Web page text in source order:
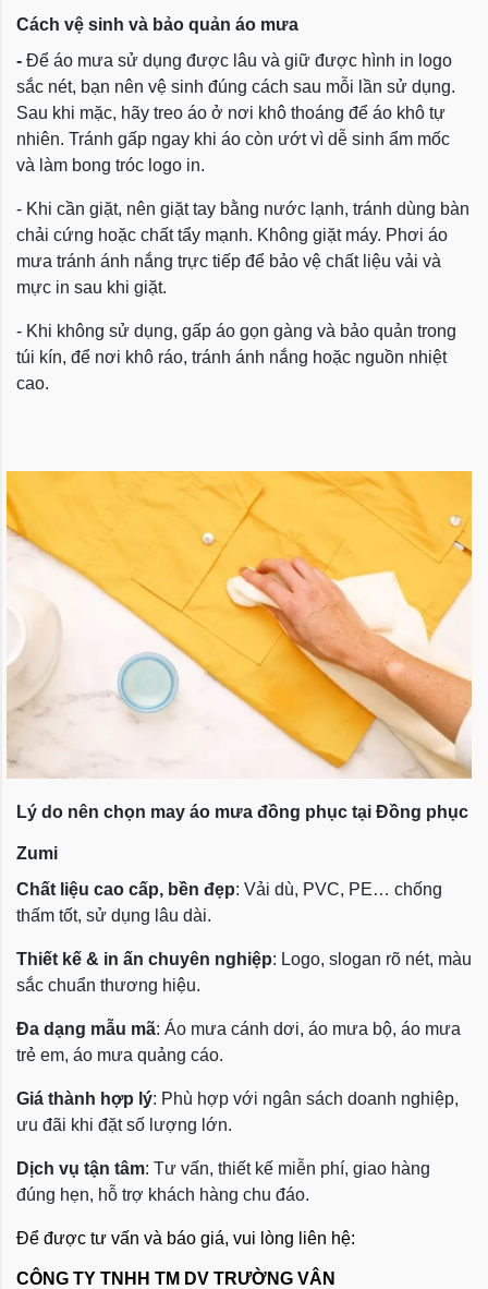
Cách vệ sinh và bảo quản áo mưa
- Để áo mưa sử dụng được lâu và giữ được hình in logo
sắc nét, bạn nên vệ sinh đúng cách sau mỗi lần sử dụng.
Sau khi mặc, hãy treo áo ở nơi khô thoáng để áo khô tự
nhiên. Tránh gấp ngay khi áo còn ướt vì dễ sinh ẩm mốc
và làm bong tróc logo in.
- Khi cần giặt, nên giặt tay bằng nước lạnh, tránh dùng bàn
chải cứng hoặc chất tẩy mạnh. Không giặt máy. Phơi áo
mưa tránh ánh nắng trực tiếp để bảo vệ chất liệu vải và
mực in sau khi giặt.
- Khi không sử dụng, gấp áo gọn gàng và bảo quản trong
túi kín, để nơi khô ráo, tránh ánh nắng hoặc nguồn nhiệt
cao.
Lý do nên chọn may áo mưa đồng phục tại Đồng phục
Zumi
Chất liệu cao cấp, bền đẹp: Vải dù, PVC, PE… chống
thấm tốt, sử dụng lâu dài.
Thiết kế & in ấn chuyên nghiệp: Logo, slogan rõ nét, màu
sắc chuẩn thương hiệu.
Đa dạng mẫu mã: Áo mưa cánh dơi, áo mưa bộ, áo mưa
trẻ em, áo mưa quảng cáo.
Giá thành hợp lý: Phù hợp với ngân sách doanh nghiệp,
ưu đãi khi đặt số lượng lớn.
Dịch vụ tận tâm: Tư vấn, thiết kế miễn phí, giao hàng
đúng hẹn, hỗ trợ khách hàng chu đáo.
Để được tư vấn và báo giá, vui lòng liên hệ:
CÔNG TY TNHH TM DV TRƯỜNG VÂN